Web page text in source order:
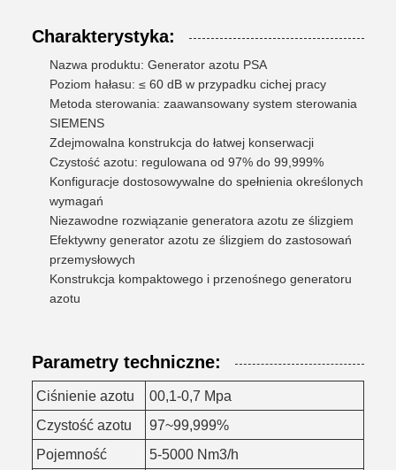
Charakterystyka:
Nazwa produktu: Generator azotu PSA
Poziom hałasu: ≤ 60 dB w przypadku cichej pracy
Metoda sterowania: zaawansowany system sterowania
SIEMENS
Zdejmowalna konstrukcja do łatwej konserwacji
Czystość azotu: regulowana od 97% do 99,999%
Konfiguracje dostosowywalne do spełnienia określonych
wymagań
Niezawodne rozwiązanie generatora azotu ze ślizgiem
Efektywny generator azotu ze ślizgiem do zastosowań
przemysłowych
Konstrukcja kompaktowego i przenośnego generatoru
azotu
Parametry techniczne:
Ciśnienie azotu
00,1-0,7 Mpa
Czystość azotu
97~99,999%
Pojemność
5-5000 Nm3/h